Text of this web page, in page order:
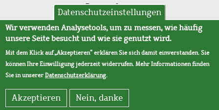
Datenschutz
AVB
Datenschutzeinstellungen
Wir verwenden Analysetools, um zu messen, wie häufig
unsere Seite besucht und wie sie genutzt wird.
Mit dem Klick auf „Akzeptieren“ erklären Sie sich damit einverstanden. Sie
können Ihre Einwilligung jederzeit widerrufen. Mehr Informationen finden
Sie in unsererDatenschutzerklärung.
Akzeptieren Nein, danke